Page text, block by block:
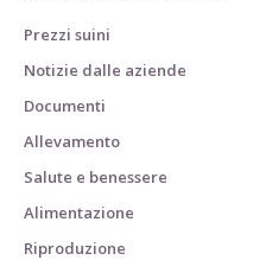
Prezzi suini
Notizie dalle aziende
Documenti
Allevamento
Salute e benessere
Alimentazione
Riproduzione